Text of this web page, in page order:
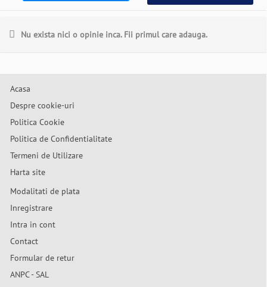
Nu exista nici o opinie inca. Fii primul care adauga.
Acasa
Despre cookie-uri
Politica Cookie
Politica de Confidentialitate
Termeni de Utilizare
Harta site
Modalitati de plata
Inregistrare
Intra in cont
Contact
Formular de retur
ANPC - SAL